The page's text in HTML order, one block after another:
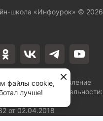
на осуществление
деятельности:
от 02.04.2018
школа «Инфоурок» © 2026
файлы cookie,
лучше!